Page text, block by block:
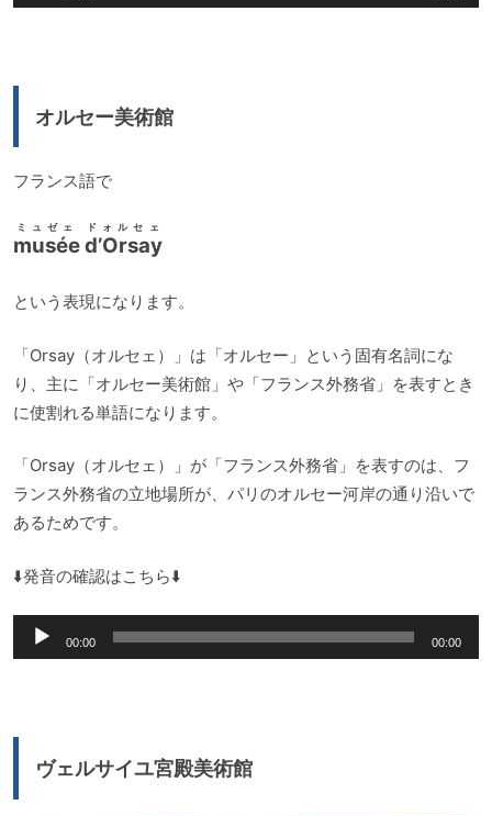
声
オルセー美術館
フランス語で
musée d’Orsay
ミュゼェ ドォルセェ
という表現になります。
「Orsay（オルセェ）」は「オルセー」という固有名詞にな
り、主に「オルセー美術館」や「フランス外務省」を表すとき
に使割れる単語になります。
「Orsay（オルセェ）」が「フランス外務省」を表すのは、フ
ランス外務省の立地場所が、パリのオルセー河岸の通り沿いで
あるためです。
⬇️発音の確認はこちら⬇️
声
00:00 00:00
ヴェルサイユ宮殿美術館